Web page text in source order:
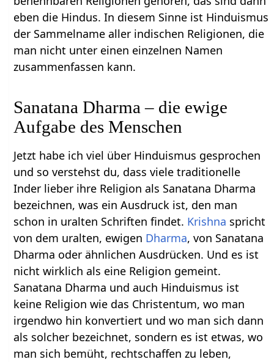
eben die Hindus. In diesem Sinne ist Hinduismus
der Sammelname aller indischen Religionen, die
man nicht unter einen einzelnen Namen
zusammenfassen kann.
Sanatana Dharma – die ewige
Aufgabe des Menschen
Jetzt habe ich viel über Hinduismus gesprochen
und so verstehst du, dass viele traditionelle
Inder lieber ihre Religion als Sanatana Dharma
bezeichnen, was ein Ausdruck ist, den man
schon in uralten Schriften findet. Krishna spricht
von dem uralten, ewigen Dharma, von Sanatana
Dharma oder ähnlichen Ausdrücken. Und es ist
nicht wirklich als eine Religion gemeint.
Sanatana Dharma und auch Hinduismus ist
keine Religion wie das Christentum, wo man
irgendwo hin konvertiert und wo man sich dann
als solcher bezeichnet, sondern es ist etwas, wo
man sich bemüht, rechtschaffen zu leben,